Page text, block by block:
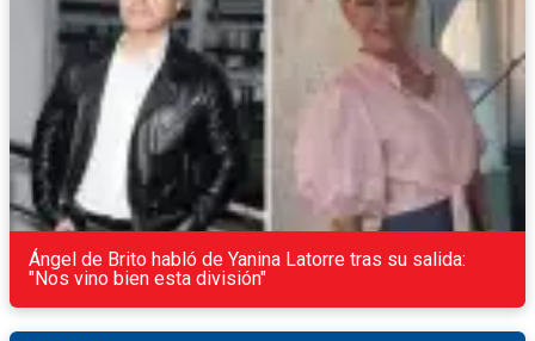
Ángel de Brito habló de Yanina Latorre tras su salida:
"Nos vino bien esta división"